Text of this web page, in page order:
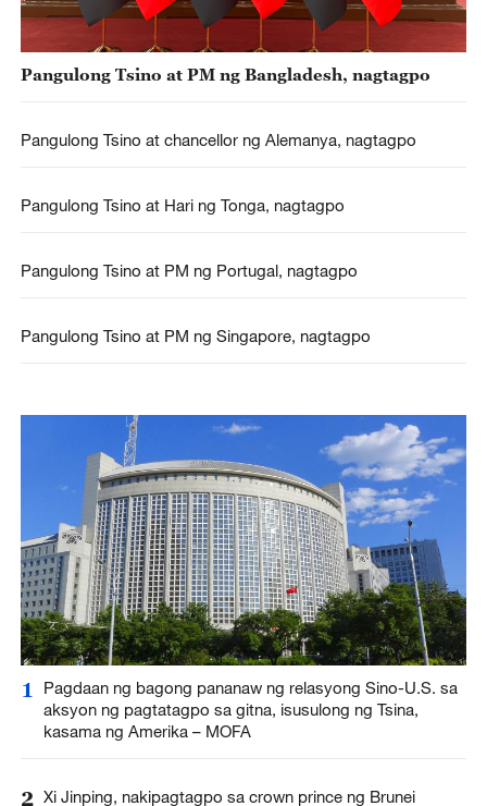
Pangulong Tsino at PM ng Bangladesh, nagtagpo
Pangulong Tsino at chancellor ng Alemanya, nagtagpo
Pangulong Tsino at Hari ng Tonga, nagtagpo
Pangulong Tsino at PM ng Portugal, nagtagpo
Pangulong Tsino at PM ng Singapore, nagtagpo
1
Pagdaan ng bagong pananaw ng relasyong Sino-U.S. sa
aksyon ng pagtatagpo sa gitna, isusulong ng Tsina,
kasama ng Amerika – MOFA
2 Xi Jinping, nakipagtagpo sa crown prince ng Brunei